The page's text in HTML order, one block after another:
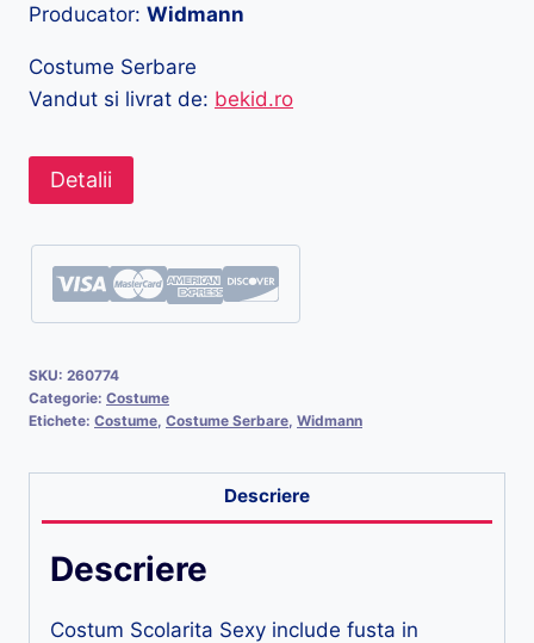
Producator: Widmann
Costume Serbare
Vandut si livrat de: bekid.ro
Detalii
SKU: 260774
Categorie: Costume
Etichete: Costume Costume Serbare Widmann
Descriere
Descriere
Costum Scolarita Sexy include fusta in